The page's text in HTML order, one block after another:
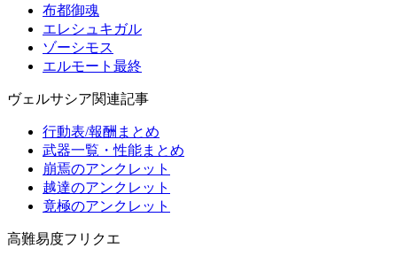
布都御魂
エレシュキガル
ゾーシモス
エルモート最終
ヴェルサシア関連記事
行動表/報酬まとめ
武器一覧・性能まとめ
崩焉のアンクレット
越達のアンクレット
竟極のアンクレット
高難易度フリクエ